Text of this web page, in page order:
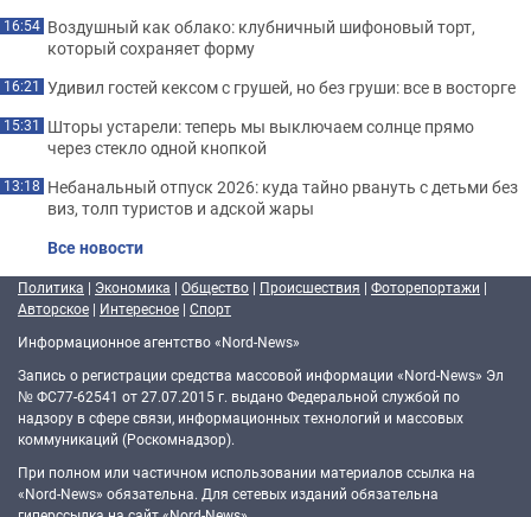
16:54 Воздушный как облако: клубничный шифоновый торт,
который сохраняет форму
16:21 Удивил гостей кексом с грушей, но без груши: все в восторге
15:31 Шторы устарели: теперь мы выключаем солнце прямо
через стекло одной кнопкой
13:18 Небанальный отпуск 2026: куда тайно рвануть с детьми без
виз, толп туристов и адской жары
Все новости
Политика | Экономика | Общество | Происшествия | Фоторепортажи |
Авторское | Интересное | Спорт
Информационное агентство «Nord-News»
Запись о регистрации средства массовой информации «Nord-News» Эл
№ ФС77-62541 от 27.07.2015 г. выдано Федеральной службой по
надзору в сфере связи, информационных технологий и массовых
коммуникаций (Роскомнадзор).
При полном или частичном использовании материалов ссылка на
«Nord-News» обязательна. Для сетевых изданий обязательна